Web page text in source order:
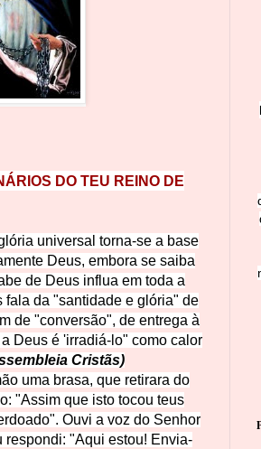
DO TEU REINO DE
universal torna-se a base
Deus, embora se saiba
de Deus influa em toda a
fala da "santidade e glória" de
de "conversão", de entrega à
Deus é 'irradiá-lo" como calor
Cristãs)
uma brasa, que retirara do
"Assim que isto tocou teus
Ouvi a voz do Senhor
"Aqui estou! Envia-